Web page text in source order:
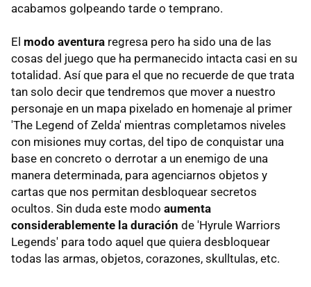
acabamos golpeando tarde o temprano.
El modo aventura regresa pero ha sido una de las
cosas del juego que ha permanecido intacta casi en su
totalidad. Así que para el que no recuerde de que trata
tan solo decir que tendremos que mover a nuestro
personaje en un mapa pixelado en homenaje al primer
'The Legend of Zelda' mientras completamos niveles
con misiones muy cortas, del tipo de conquistar una
base en concreto o derrotar a un enemigo de una
manera determinada, para agenciarnos objetos y
cartas que nos permitan desbloquear secretos
ocultos. Sin duda este modo aumenta
considerablemente la duración de 'Hyrule Warriors
Legends' para todo aquel que quiera desbloquear
todas las armas, objetos, corazones, skulltulas, etc.